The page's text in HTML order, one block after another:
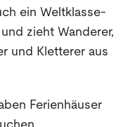
ein Weltklasse-
zieht Wanderer,
und Kletterer aus
Ferienhäuser